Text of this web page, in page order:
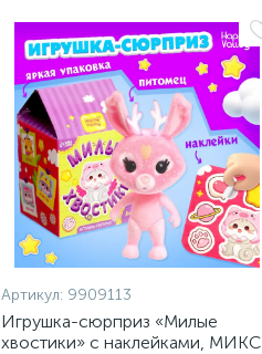
Артикул: 9909113
Игрушка-сюрприз «Милые
хвостики» с наклейками, МИКС